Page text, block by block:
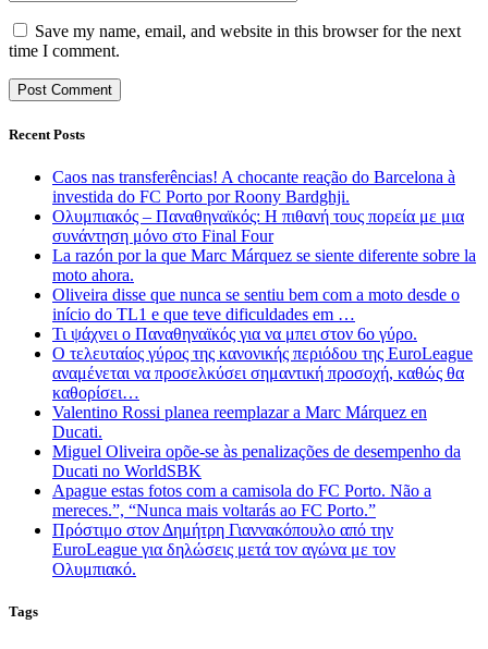
Save my name, email, and website in this browser for the next
time I comment.
Recent Posts
Caos nas transferências! A chocante reação do Barcelona à
investida do FC Porto por Roony Bardghji.
Ολυμπιακός – Παναθηναϊκός: Η πιθανή τους πορεία με μια
συνάντηση μόνο στο Final Four
La razón por la que Marc Márquez se siente diferente sobre la
moto ahora.
Oliveira disse que nunca se sentiu bem com a moto desde o
início do TL1 e que teve dificuldades em …
Τι ψάχνει ο Παναθηναϊκός για να μπει στον 6ο γύρο.
Ο τελευταίος γύρος της κανονικής περιόδου της EuroLeague
αναμένεται να προσελκύσει σημαντική προσοχή, καθώς θα
καθορίσει…
Valentino Rossi planea reemplazar a Marc Márquez en
Ducati.
Miguel Oliveira opõe-se às penalizações de desempenho da
Ducati no WorldSBK
Apague estas fotos com a camisola do FC Porto. Não a
mereces.”, “Nunca mais voltarás ao FC Porto.”
Πρόστιμο στον Δημήτρη Γιαννακόπουλο από την
EuroLeague για δηλώσεις μετά τον αγώνα με τον
Ολυμπιακό.
Tags